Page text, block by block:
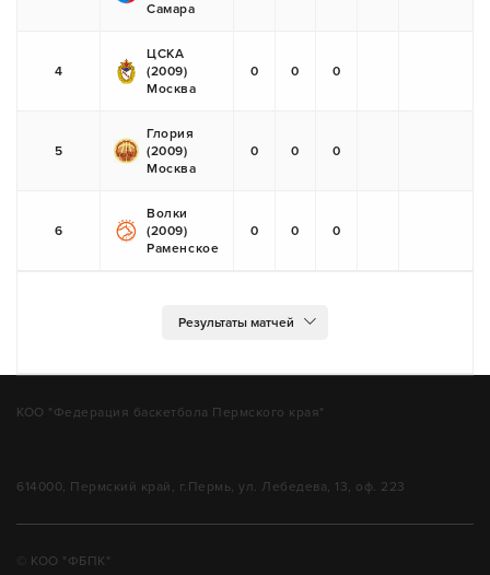
Самара
4
ЦСКА
(2009)
Москва
0 0 0
5
Глория
(2009)
Москва
0 0 0
6
Волки
(2009)
Раменское
0 0 0
КОО "Федерация баскетбола Пермского края"
614000, Пермский край, г.Пермь, ул. Лебедева, 13, оф. 223
© КОО "ФБПК"